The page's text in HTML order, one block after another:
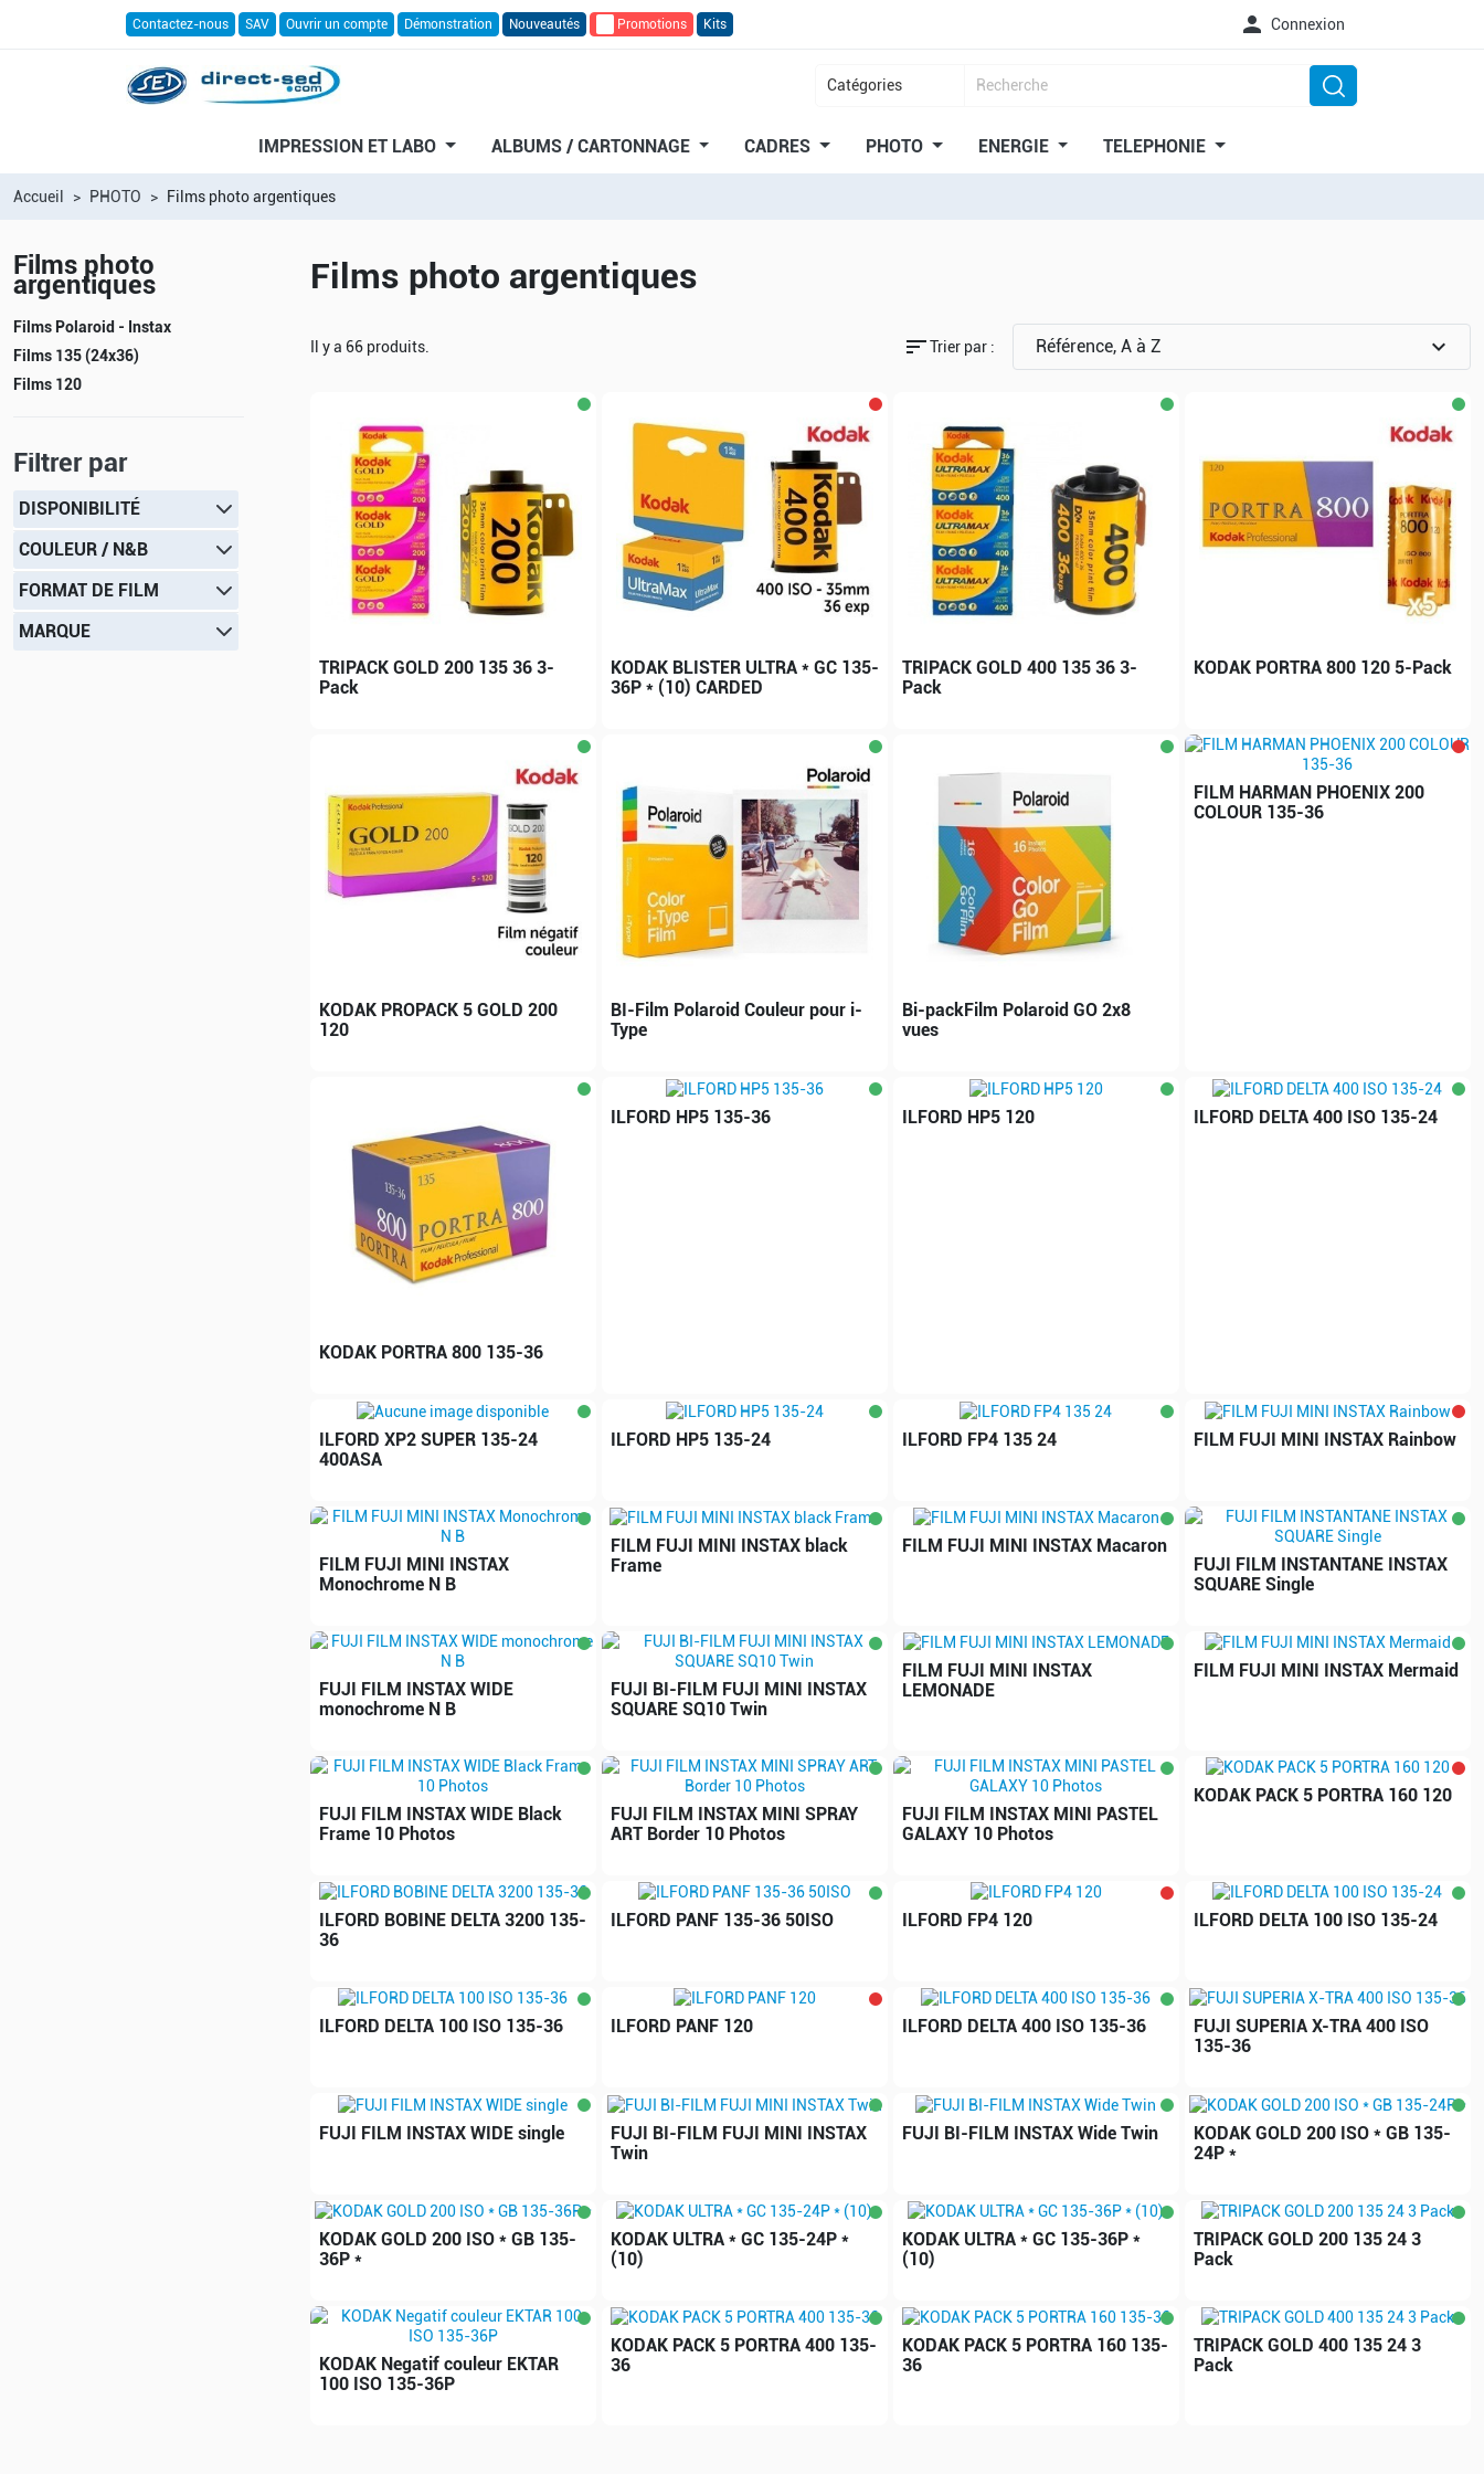
Contactez-nous SAV Ouvrir un compte Démonstration Nouveautés Promotions Kits  Connexion
IMPRESSION ET LABO ALBUMS / CARTONNAGE CADRES PHOTO ENERGIE TELEPHONIE
Accueil PHOTO Films photo argentiques
Films photo
argentiques
Films Polaroid - Instax
Films 135 (24x36)
Films 120
Filtrer par
DISPONIBILITÉ
COULEUR / N&B
FORMAT DE FILM
MARQUE
Films photo argentiques
Il y a 66 produits. sortTrier par : Référence, A à Z expand_more
TRIPACK GOLD 200 135 36 3-
Pack
KODAK BLISTER ULTRA * GC 135-
36P * (10) CARDED
TRIPACK GOLD 400 135 36 3-
Pack
KODAK PORTRA 800 120 5-Pack
KODAK PROPACK 5 GOLD 200
120
BI-Film Polaroid Couleur pour i-
Type
Bi-packFilm Polaroid GO 2x8
vues
FILM HARMAN PHOENIX 200
COLOUR 135-36
KODAK PORTRA 800 135-36
ILFORD HP5 135-36 ILFORD HP5 120 ILFORD DELTA 400 ISO 135-24
ILFORD XP2 SUPER 135-24
400ASA
ILFORD HP5 135-24 ILFORD FP4 135 24 FILM FUJI MINI INSTAX Rainbow
FILM FUJI MINI INSTAX
Monochrome N B
FILM FUJI MINI INSTAX black
Frame
FILM FUJI MINI INSTAX Macaron
FUJI FILM INSTANTANE INSTAX
SQUARE Single
FUJI FILM INSTAX WIDE
monochrome N B
FUJI BI-FILM FUJI MINI INSTAX
SQUARE SQ10 Twin
FILM FUJI MINI INSTAX
LEMONADE
FILM FUJI MINI INSTAX Mermaid
FUJI FILM INSTAX WIDE Black
Frame 10 Photos
FUJI FILM INSTAX MINI SPRAY
ART Border 10 Photos
FUJI FILM INSTAX MINI PASTEL
GALAXY 10 Photos
KODAK PACK 5 PORTRA 160 120
ILFORD BOBINE DELTA 3200 135-
36
ILFORD PANF 135-36 50ISO ILFORD FP4 120 ILFORD DELTA 100 ISO 135-24
ILFORD DELTA 100 ISO 135-36 ILFORD PANF 120 ILFORD DELTA 400 ISO 135-36
FUJI SUPERIA X-TRA 400 ISO
135-36
FUJI FILM INSTAX WIDE single
FUJI BI-FILM FUJI MINI INSTAX
Twin
FUJI BI-FILM INSTAX Wide Twin
KODAK GOLD 200 ISO * GB 135-
24P *
KODAK GOLD 200 ISO * GB 135-
36P *
KODAK ULTRA * GC 135-24P *
(10)
KODAK ULTRA * GC 135-36P *
(10)
TRIPACK GOLD 200 135 24 3
Pack
KODAK Negatif couleur EKTAR
100 ISO 135-36P
KODAK PACK 5 PORTRA 400 135-
36
KODAK PACK 5 PORTRA 160 135-
36
TRIPACK GOLD 400 135 24 3
Pack